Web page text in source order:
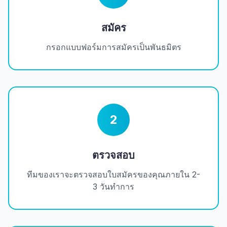
สมัคร
กรอกแบบฟอร์มการสมัครเป็นพันธมิตร
2
ตรวจสอบ
ทีมของเราจะตรวจสอบใบสมัครของคุณภายใน 2-
3 วันทำการ